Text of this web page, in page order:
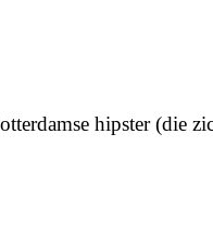
hipster (die